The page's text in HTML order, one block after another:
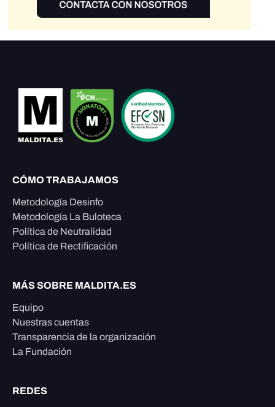
CÓMO TRABAJAMOS
Metodología Desinfo
Metodología La Buloteca
Política de Neutralidad
Política de Rectificación
MÁS SOBRE MALDITA.ES
Equipo
Nuestras cuentas
Transparencia de la organización
La Fundación
REDES